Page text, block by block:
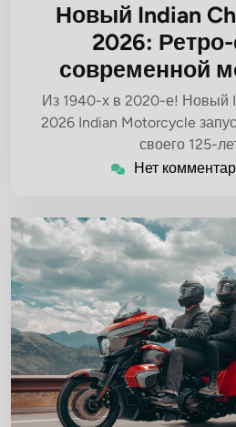
Новый Indian
2026:
современной
Из 1940-х в 2020-е! Новый
2026 Indian Motorcycle
своего 125-
Нет